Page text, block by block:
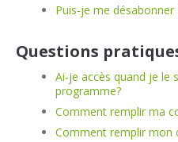
Puis-je me
Questions
Ai-je accès quand je le
programme?
Comment remplir ma
Comment remplir mon